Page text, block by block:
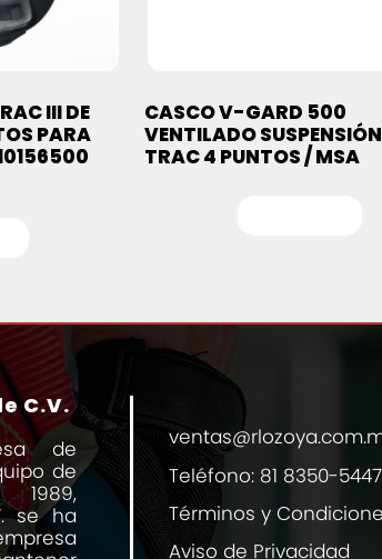
III DE
PARA
CASCO V-GARD 500
VENTILADO
TRAC 4 PUNTOS / MSA
C.V.
de
de
se ha
Teléfono: 81 8350-5447
Términos y
Aviso de Privacidad